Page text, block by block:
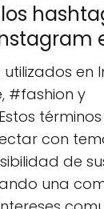
en
#fashion y
con
de
una